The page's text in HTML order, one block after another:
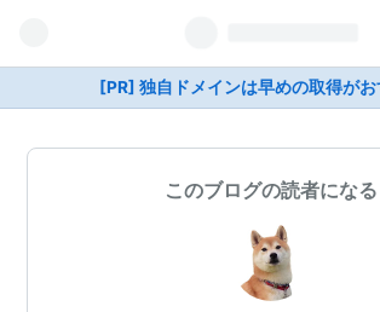
[PR] 独自ドメインは早めの取得がお
このブログの読者になる